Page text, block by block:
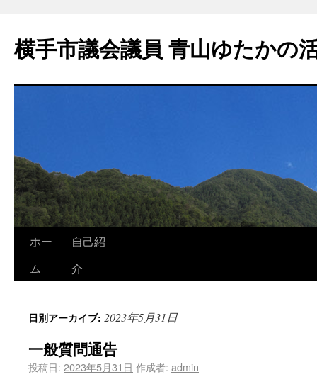
横手市議会議員 青山ゆたかの
ホー
ム
自己紹
介
日別アーカイブ: 2023年5月31日
一般質問通告
投稿日: 2023年5月31日 作成者: admin